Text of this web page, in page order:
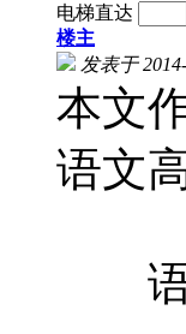
电梯直达
楼主
发表于
本文
语文
语